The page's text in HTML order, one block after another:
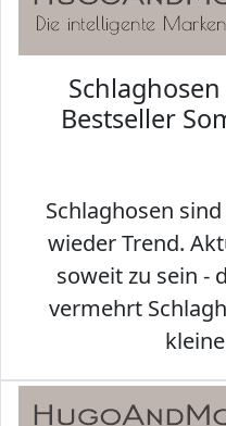
Bestseller
Schlaghosen
wieder Trend.
soweit zu sein -
vermehrt